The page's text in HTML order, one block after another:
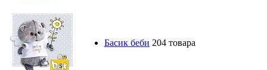
Басик беби 204 товара